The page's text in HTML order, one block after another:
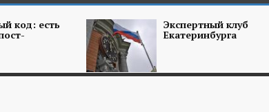
код: есть Экспертный клуб
Екатеринбурга